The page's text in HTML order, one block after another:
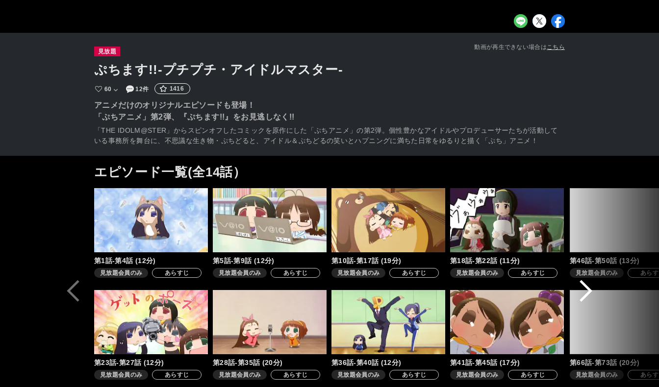
動画が再生できない場合はこちら
見放題
ぷちます!!-プチプチ・アイドルマスター-
60 12件 1416
アニメだけのオリジナルエピソードも登場！
「ぷちアニメ」第2弾、『ぷちます!!』をお見逃しなく!!
「THE IDOLM@STER」からスピンオフしたコミックを原作にした「ぷちアニメ」の第2弾。個性豊かなアイドルやプロデューサーたちが活動して
いる事務所を舞台に、不思議な生き物・ぷちどると、アイドル＆ぷちどるの笑いとハプニングに満ちた日常をゆるりと描く「ぷち」アニメ！
エピソード一覧(全14話）
第1話-第4話 (12分)
見放題会員のみ あらすじ
第5話-第9話 (12分)
見放題会員のみ あらすじ
第10話-第17話 (19分)
見放題会員のみ あらすじ
第18話-第22話 (11分)
見放題会員のみ あらすじ
第23話-第27話 (12分)
見放題会員のみ あらすじ
第28話-第35話 (20分)
見放題会員のみ あらすじ
第36話-第40話 (12分)
見放題会員のみ あらすじ
第41話-第45話 (17分)
見放題会員のみ あらすじ
第46話-第50話 (13分)
見放題会員のみ あら
第66話-第73話 (20分)
見放題会員のみ あら